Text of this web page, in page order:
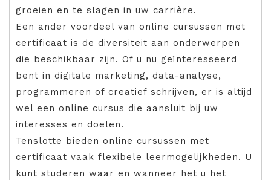
groeien en te slagen in uw carrière.
Een ander voordeel van online cursussen met
certificaat is de diversiteit aan onderwerpen
die beschikbaar zijn. Of u nu geïnteresseerd
bent in digitale marketing, data-analyse,
programmeren of creatief schrijven, er is altijd
wel een online cursus die aansluit bij uw
interesses en doelen.
Tenslotte bieden online cursussen met
certificaat vaak flexibele leermogelijkheden. U
kunt studeren waar en wanneer het u het